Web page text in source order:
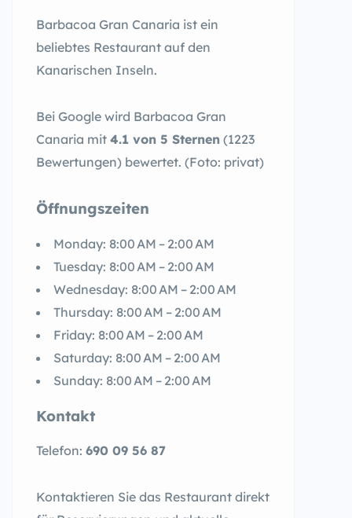
Barbacoa Gran Canaria ist ein
beliebtes Restaurant auf den
Kanarischen Inseln.
Bei Google wird Barbacoa Gran
Canaria mit 4.1 von 5 Sternen (1223
Bewertungen) bewertet. (Foto: privat)
Öffnungszeiten
Monday: 8:00 AM – 2:00 AM
Tuesday: 8:00 AM – 2:00 AM
Wednesday: 8:00 AM – 2:00 AM
Thursday: 8:00 AM – 2:00 AM
Friday: 8:00 AM – 2:00 AM
Saturday: 8:00 AM – 2:00 AM
Sunday: 8:00 AM – 2:00 AM
Kontakt
Telefon: 690 09 56 87
Kontaktieren Sie das Restaurant direkt